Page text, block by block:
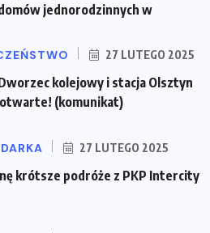
jednorodzinnych w
27 LUTEGO 2025
kolejowy i stacja Olsztyn
otwarte! (komunikat)
27 LUTEGO 2025
krótsze podróże z PKP Intercity